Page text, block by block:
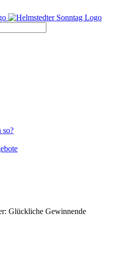
so?
Glückliche Gewinnende